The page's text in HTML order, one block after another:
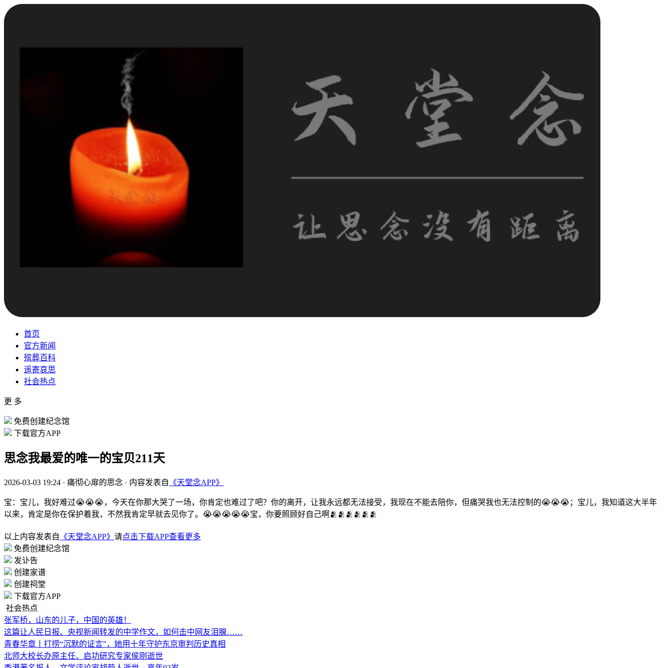
首页
官方新闻
殡葬百科
遥寄哀思
社会热点
更 多
免费创建纪念馆
下载官方APP
思念我最爱的唯一的宝贝211天
2026-03-03 19:24 · 痛彻心扉的思念 · 内容发表自 《天堂念APP》
宝：宝儿，我好难过😭😭😭，今天在你那大哭了一场，你肯定也难过了吧？你的离开，让我永远都无法接受，我现在不能去陪你，但痛哭我也无法控制的😭😭😭；宝儿，我知道这大半年
以来，肯定是你在保护着我，不然我肯定早就去见你了。😭😭😭😭😭宝，你要照顾好自己啊🫂🫂🫂🫂🫂🫂
以上内容发表自 《天堂念APP》 请点击下载APP查看更多
免费创建纪念馆
发讣告
创建家谱
创建祠堂
下载官方APP
社会热点
张军桥，山东的儿子，中国的英雄！
这篇让人民日报、央视新闻转发的中学作文，如何击中网友泪腺……
青春华章丨打捞“沉默的证言”，她用十年守护东京审判历史真相
北师大校长办原主任、启功研究专家侯刚逝世